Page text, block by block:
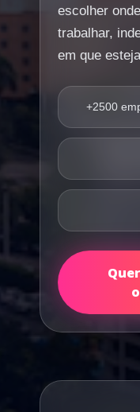
escolher
trabalhar,
em que
+2500